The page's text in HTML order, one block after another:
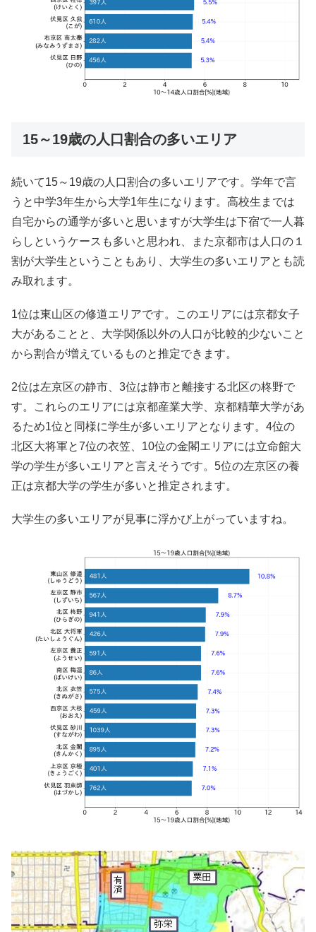
15～19歳の人口割合の多いエリア
続いて15～19歳の人口割合の多いエリアです。学年で言
うと中学3年生から大学1年生になります。高校生までは
自宅からの通学が多いと思いますが大学生は下宿で一人暮
らしというケースも多いと思われ、また京都市は人口の１
割が大学生ということもあり、大学生の多いエリアとも読
み取れます。
1位は東山区の修道エリアです。このエリアには京都女子
大があることと、大学関係以外の人口が比較的少ないこと
から割合が増えているものと推定できます。
2位は左京区の静市、3位は静市と離接する北区の柊野で
す。これらのエリアには京都産業大学、京都精華大学があ
るため1位と同様に学生が多いエリアとなります。4位の
北区大将軍と7位の衣笠、10位の金閣エリアには立命館大
学の学生が多いエリアと言えそうです。5位の左京区の養
正は京都大学の学生が多いと推定されます。
大学生の多いエリアが見事に浮かび上がっていますね。